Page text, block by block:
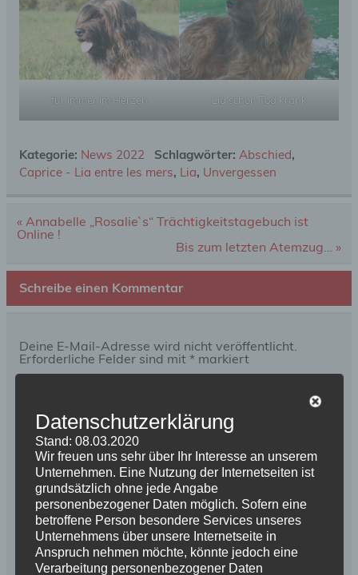
für immer im Herzen Lia schon Tod krank
Kategorie: News 2022 Schlagwörter: Abschied,
Caprice - Lia entre les mers, Lia, Unvergessen
Beitragsnavigation
« Annabelle „Rosalie`s“ Trächtigkeitstagebuch ist
Online !
Bis zum letzten Atemzug… »
Schreibe einen Kommentar
Deine E-Mail-Adresse wird nicht veröffentlicht.
Erforderliche Felder sind mit * markiert
Name*
Datenschutzerklärung
Stand: 08.03.2020
Wir freuen uns sehr über Ihr Interesse an unserem
Unternehmen. Eine Nutzung der Internetseiten ist
grundsätzlich ohne jede Angabe
personenbezogener Daten möglich. Sofern eine
betroffene Person besondere Services unseres
Unternehmens über unsere Internetseite in
Anspruch nehmen möchte, könnte jedoch eine
Verarbeitung personenbezogener Daten